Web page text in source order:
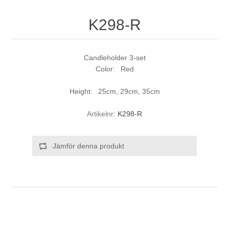
K298-R
Candleholder 3-set
Color: Red
Height: 25cm, 29cm, 35cm
Artikelnr: K298-R
Jämför denna produkt